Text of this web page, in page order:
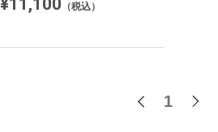
¥11,100 （税込）
1